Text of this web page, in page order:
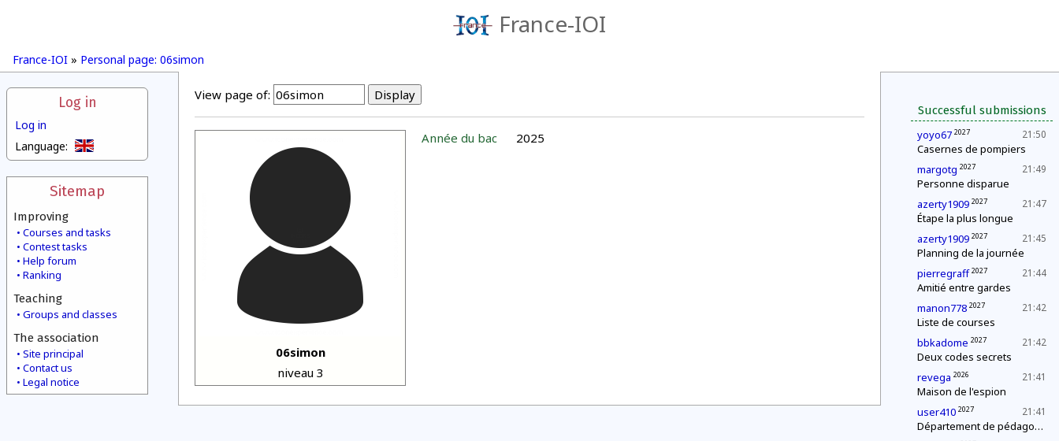
France-IOI
France-IOI » Personal page: 06simon
Log in
Log in
Language:
Sitemap
Improving
Courses and tasks
Contest tasks
Help forum
Ranking
Teaching
Groups and classes
The association
Site principal
Contact us
Legal notice
Successful submissions
21:50
yoyo67 2027
Casernes de pompiers
21:49
margotg 2027
Personne disparue
21:47
azerty1909 2027
Étape la plus longue
21:45
azerty1909 2027
Planning de la journée
21:44
pierregraff 2027
Amitié entre gardes
21:42
manon778 2027
Liste de courses
21:42
bbkadome 2027
Deux codes secrets
21:41
revega 2026
Maison de l'espion
21:41
user410 2027
Département de pédagogie : le « c'est plus, c'est moins »
View page of:
06simon
niveau 3
Année du bac 2025